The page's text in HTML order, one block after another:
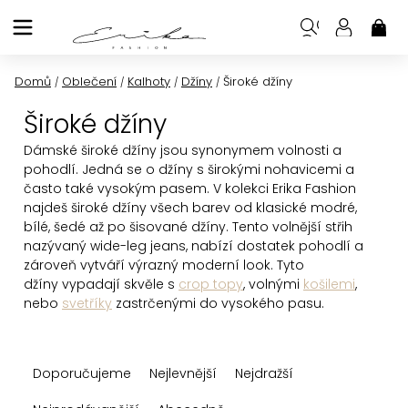
na
Domů / Oblečení / Kalhoty / Džíny / Široké džíny
Široké džíny
Dámské široké džíny jsou synonymem volnosti a
pohodlí. Jedná se o džíny s širokými nohavicemi a
často také vysokým pasem. V kolekci Erika Fashion
najdeš široké džíny všech barev od klasické modré,
bílé, šedé až po šisované džíny. Tento volnější střih
nazývaný wide-leg jeans, nabízí dostatek pohodlí a
zároveň vytváří výrazný moderní look. Tyto
džíny vypadají skvěle s crop topy, volnými košilemi,
nebo svetříky zastrčenými do vysokého pasu.
aDoporučujeme Nejlevnější
Nejdražší